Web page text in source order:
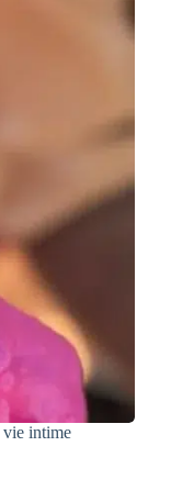
vie intime